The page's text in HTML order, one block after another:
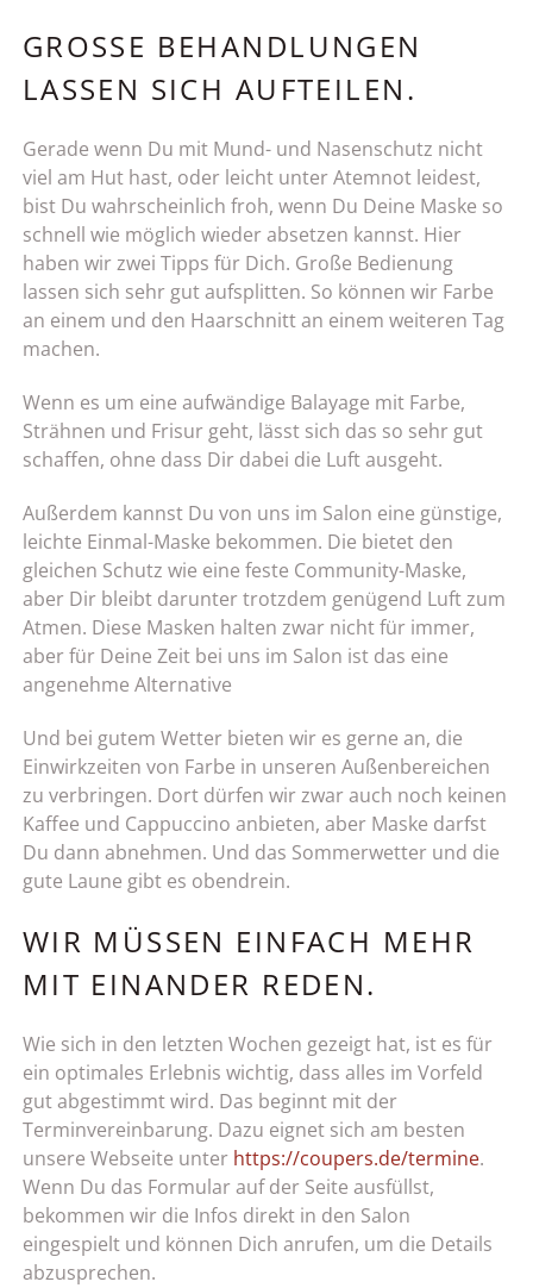
GROSSE BEHANDLUNGEN L
ASSEN SICH AUFTEILEN.
Gerade wenn Du mit Mund- und Nasenschutz nicht
viel am Hut hast, oder leicht unter Atemnot leidest,
bist Du wahrscheinlich froh, wenn Du Deine Maske so
schnell wie möglich wieder absetzen kannst. Hier
haben wir zwei Tipps für Dich. Große Bedienung
lassen sich sehr gut aufsplitten. So können wir Farbe
an einem und den Haarschnitt an einem weiteren Tag
machen.
Wenn es um eine aufwändige Balayage mit Farbe,
Strähnen und Frisur geht, lässt sich das so sehr gut
schaffen, ohne dass Dir dabei die Luft ausgeht.
Außerdem kannst Du von uns im Salon eine günstige,
leichte Einmal-Maske bekommen. Die bietet den
gleichen Schutz wie eine feste Community-Maske,
aber Dir bleibt darunter trotzdem genügend Luft zum
Atmen. Diese Masken halten zwar nicht für immer,
aber für Deine Zeit bei uns im Salon ist das eine
angenehme Alternative
Und bei gutem Wetter bieten wir es gerne an, die
Einwirkzeiten von Farbe in unseren Außenbereichen
zu verbringen. Dort dürfen wir zwar auch noch keinen
Kaffee und Cappuccino anbieten, aber Maske darfst
Du dann abnehmen. Und das Sommerwetter und die
gute Laune gibt es obendrein.
WIR MÜSSEN EINFACH MEHR
MIT EINANDER REDEN.
Wie sich in den letzten Wochen gezeigt hat, ist es für
ein optimales Erlebnis wichtig, dass alles im Vorfeld
gut abgestimmt wird. Das beginnt mit der
Terminvereinbarung. Dazu eignet sich am besten
unsere Webseite unter https://coupers.de/termine.
Wenn Du das Formular auf der Seite ausfüllst,
bekommen wir die Infos direkt in den Salon
eingespielt und können Dich anrufen, um die Details
abzusprechen.